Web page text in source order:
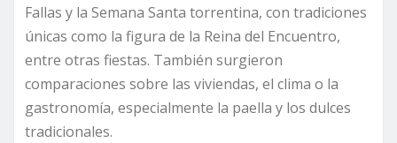
Fallas y la Semana Santa torrentina, con tradiciones
únicas como la figura de la Reina del Encuentro,
entre otras fiestas. También surgieron
comparaciones sobre las viviendas, el clima o la
gastronomía, especialmente la paella y los dulces
tradicionales.